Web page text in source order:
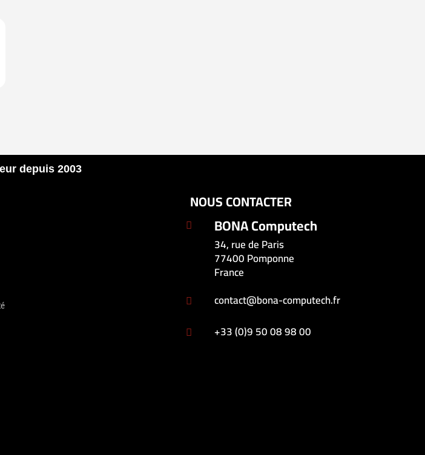
depuis 2003
NOUS CONTACTER
 BONA Computech
34, rue de Paris
77400 Pomponne
France
 contact@bona-computech.fr
 +33 (0)9 50 08 98 00